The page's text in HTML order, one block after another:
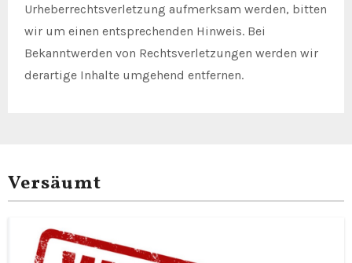
Urheberrechtsverletzung aufmerksam werden, bitten
wir um einen entsprechenden Hinweis. Bei
Bekanntwerden von Rechtsverletzungen werden wir
derartige Inhalte umgehend entfernen.
Versäumt